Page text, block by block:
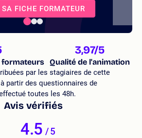
FICHE FORMATEUR
formateurs
3,97/5
Qualité de l'animation
par les stagiaires de cette
partir des questionnaires de
toutes les 48h.
Avis vérifiés
4.5/5